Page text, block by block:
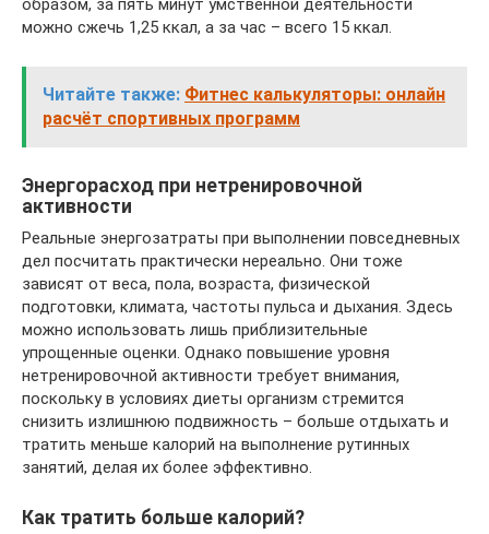
образом, за пять минут умственной деятельности
можно сжечь 1,25 ккал, а за час – всего 15 ккал.
Читайте также: Фитнес калькуляторы: онлайн
расчёт спортивных программ
Энергорасход при нетренировочной
активности
Реальные энергозатраты при выполнении повседневных
дел посчитать практически нереально. Они тоже
зависят от веса, пола, возраста, физической
подготовки, климата, частоты пульса и дыхания. Здесь
можно использовать лишь приблизительные
упрощенные оценки. Однако повышение уровня
нетренировочной активности требует внимания,
поскольку в условиях диеты организм стремится
снизить излишнюю подвижность – больше отдыхать и
тратить меньше калорий на выполнение рутинных
занятий, делая их более эффективно.
Как тратить больше калорий?